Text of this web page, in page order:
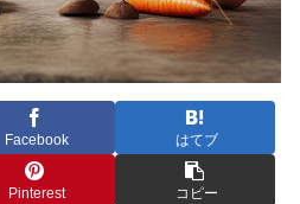
Facebook はてブ
Pinterest コピー